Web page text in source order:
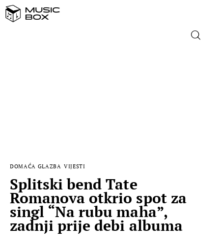
MUSIC BOX
DOMAĆA GLAZBA VIJESTI
Splitski bend Tate
Romanova otkrio spot za
singl “Na rubu maha”,
zadnji prije debi albuma